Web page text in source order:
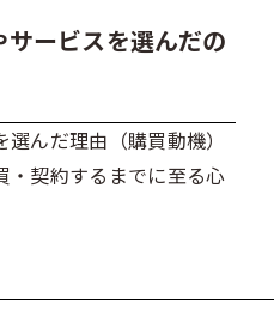
ービスを選んだの
んだ理由（購買動機）
・契約するまでに至る心